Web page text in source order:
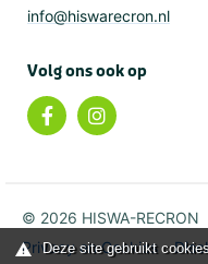
Deze site gebruikt
info@hiswarecron.nl
Volg ons ook op
© 2026 HISWA-RECRON
Privacy en Cookies